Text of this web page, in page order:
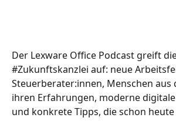
Der Lexware Office Podcast greift
#Zukunftskanzlei auf: neue
Steuerberater:innen, Menschen aus
ihren Erfahrungen, moderne
und konkrete Tipps, die schon